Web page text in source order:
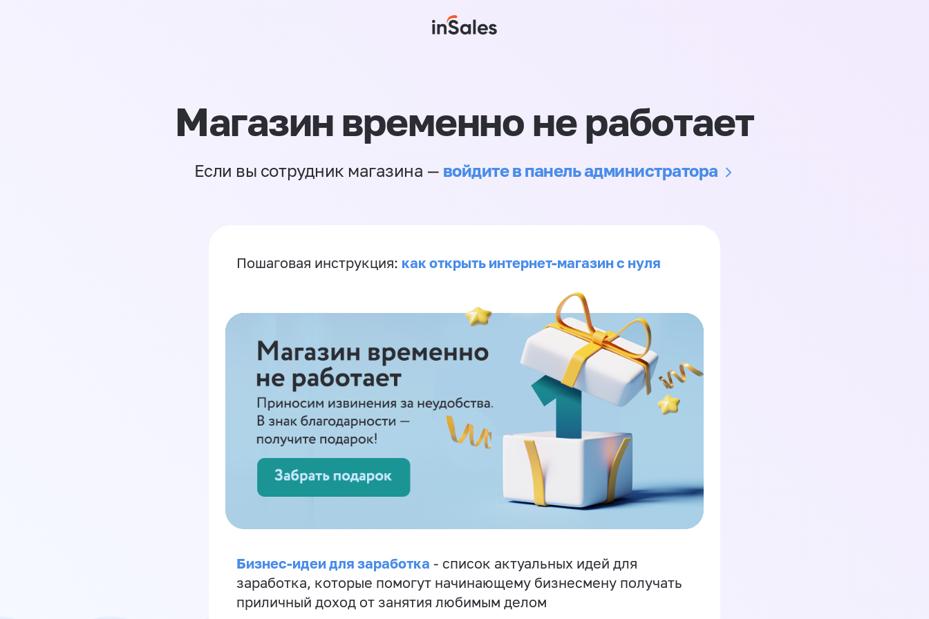
Магазин временно не работает
Если вы сотрудник магазина — войдите в панель администратора
Пошаговая инструкция: как открыть интернет-магазин с нуля
Бизнес-идеи для заработка - список актуальных идей для
заработка, которые помогут начинающему бизнесмену получать
приличный доход от занятия любимым делом